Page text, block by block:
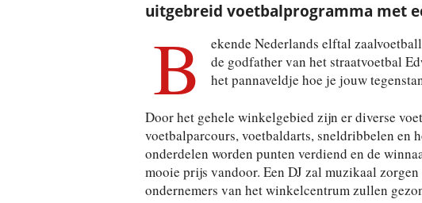
uitgebreid voetbalprogramma met
B
ekende Nederlands elftal
de godfather van het straatvoetbal
het pannaveldje hoe je jouw
Door het gehele winkelgebied zijn er diverse
voetbalparcours, voetbaldarts, sneldribbelen en
onderdelen worden punten verdiend en de
mooie prijs vandoor. Een DJ zal muzikaal
ondernemers van het winkelcentrum zullen